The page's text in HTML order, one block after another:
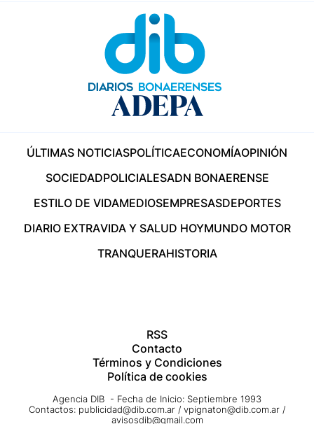
ÚLTIMAS NOTICIASPOLÍTICAECONOMÍAOPINIÓN
SOCIEDADPOLICIALESADN BONAERENSE
ESTILO DE VIDAMEDIOSEMPRESASDEPORTES
DIARIO EXTRAVIDA Y SALUD HOYMUNDO MOTOR
TRANQUERAHISTORIA
RSS
Contacto
Términos y Condiciones
Política de cookies
Agencia DIB - Fecha de Inicio: Septiembre 1993
Contactos: publicidad@dib.com.ar / vpignaton@dib.com.ar /
avisosdib@gmail.com